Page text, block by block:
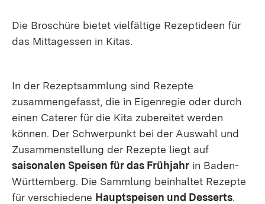
Die Broschüre bietet vielfältige Rezeptideen für
das Mittagessen in Kitas.
In der Rezeptsammlung sind Rezepte
zusammengefasst, die in Eigenregie oder durch
einen Caterer für die Kita zubereitet werden
können. Der Schwerpunkt bei der Auswahl und
Zusammenstellung der Rezepte liegt auf
saisonalen Speisen für das Frühjahr in Baden-
Württemberg. Die Sammlung beinhaltet Rezepte
für verschiedene Hauptspeisen und Desserts.